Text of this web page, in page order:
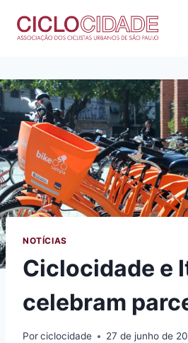
para
NOTÍCIAS
Ciclocidade e
celebram
Porciclocidade 27 de junho de